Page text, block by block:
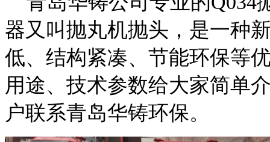
器又叫抛丸机抛头，是一种
低、结构紧凑、节能环保等
用途、技术参数给大家简单
户联系青岛华铸环保。